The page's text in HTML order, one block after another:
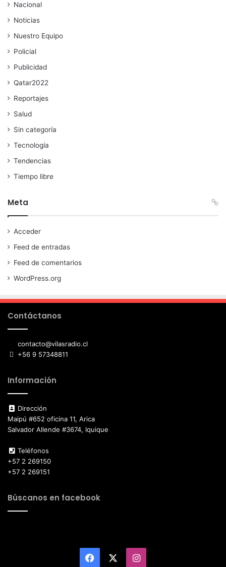
Nacional
Noticias
Nuestro Equipo
Policial
Publicidad
Qatar2022
Reportajes
Salud
Sin categoría
Tecnología
Tendencias
Tiempo libre
Meta
Acceder
Feed de entradas
Feed de comentarios
WordPress.org
Contáctanos
contacto@vilasradio.cl
+56 9 57348811
Información
Dirección
Maipú #652 oficina 11, Arica
Salvador Allende #3674, Iquique
Teléfonos
+57 2 269150
+57 2 269151
Búscanos en facebook
Facebook Instagram